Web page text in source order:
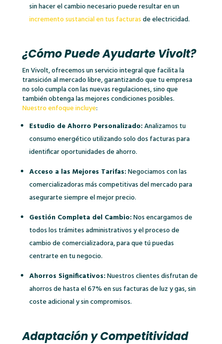
sin hacer el cambio necesario puede resultar en un
incremento sustancial en tus facturasde electricidad.
¿Cómo Puede Ayudarte Vivolt?
En Vivolt, ofrecemos un servicio integral que facilita la
transición al mercado libre, garantizando que tu empresa
no solo cumpla con las nuevas regulaciones, sino que
también obtenga las mejores condiciones posibles.
Nuestro enfoque incluye:
Estudio de Ahorro Personalizado:Analizamos tu
consumo energético utilizando solo dos facturas para
identificar oportunidades de ahorro.
Acceso a las Mejores Tarifas:Negociamos con las
comercializadoras más competitivas del mercado para
asegurarte siempre el mejor precio.
Gestión Completa del Cambio:Nos encargamos de
todos los trámites administrativos y el proceso de
cambio de comercializadora, para que tú puedas
centrarte en tu negocio.
Ahorros Significativos:Nuestros clientes disfrutan de
ahorros de hasta el 67% en sus facturas de luz y gas, sin
coste adicional y sin compromisos.
Adaptación y Competitividad